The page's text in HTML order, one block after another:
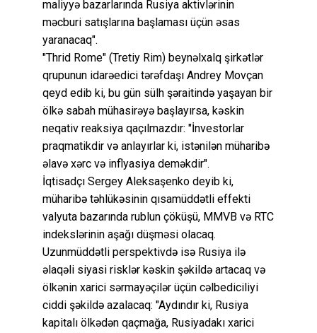
maliyyə bazarlarında Rusiya aktivlərinin
məcburi satışlarına başlaması üçün əsas
yaranacaq".
"Thrid Rome" (Tretiy Rim) beynəlxalq şirkətlər
qrupunun idarəedici tərəfdaşı Andrey Movçan
qeyd edib ki, bu gün sülh şəraitində yaşayan bir
ölkə sabah mühasirəyə başlayırsa, kəskin
neqativ reaksiya qaçılmazdır: "İnvestorlar
praqmatikdir və anlayırlar ki, istənilən müharibə
əlavə xərc və inflyasiya deməkdir".
İqtisadçı Sergey Aleksaşenko deyib ki,
müharibə təhlükəsinin qısamüddətli effekti
valyuta bazarında rublun çöküşü, MMVB və RTC
indekslərinin aşağı düşməsi olacaq.
Uzunmüddətli perspektivdə isə Rusiya ilə
əlaqəli siyasi risklər kəskin şəkildə artacaq və
ölkənin xarici sərmayəçilər üçün cəlbediciliyi
ciddi şəkildə azalacaq: "Aydındır ki, Rusiya
kapitalı ölkədən qaçmağa, Rusiyadakı xarici